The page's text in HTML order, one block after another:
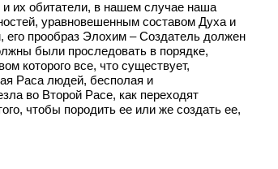
их обитатели, в нашем случае наша
уравновешенным составом Духа и
его прообраз Элохим – Создатель должен
были проследовать в порядке,
которого все, что существует,
Раса людей, бесполая и
во Второй Расе, как переходят
чтобы породить ее или же создать ее,